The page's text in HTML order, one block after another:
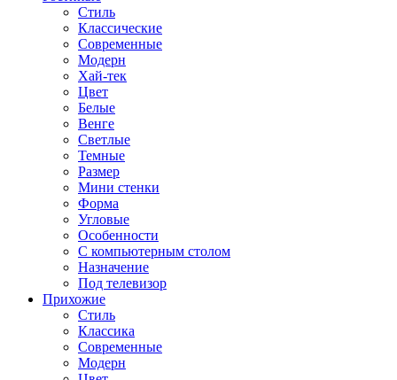
Стиль
Классические
Современные
Модерн
Хай-тек
Цвет
Белые
Венге
Светлые
Темные
Размер
Мини стенки
Форма
Угловые
Особенности
С компьютерным столом
Назначение
Под телевизор
Прихожие
Стиль
Классика
Современные
Модерн